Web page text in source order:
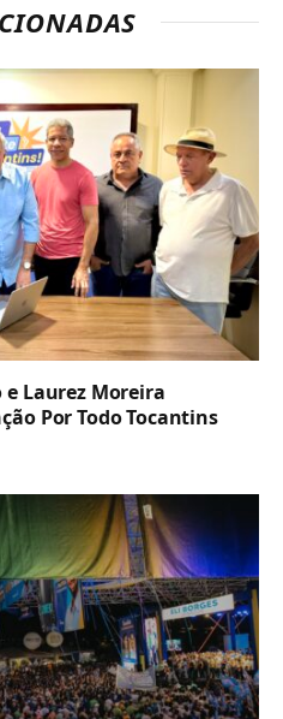
Laurez Moreira
Por Todo Tocantins